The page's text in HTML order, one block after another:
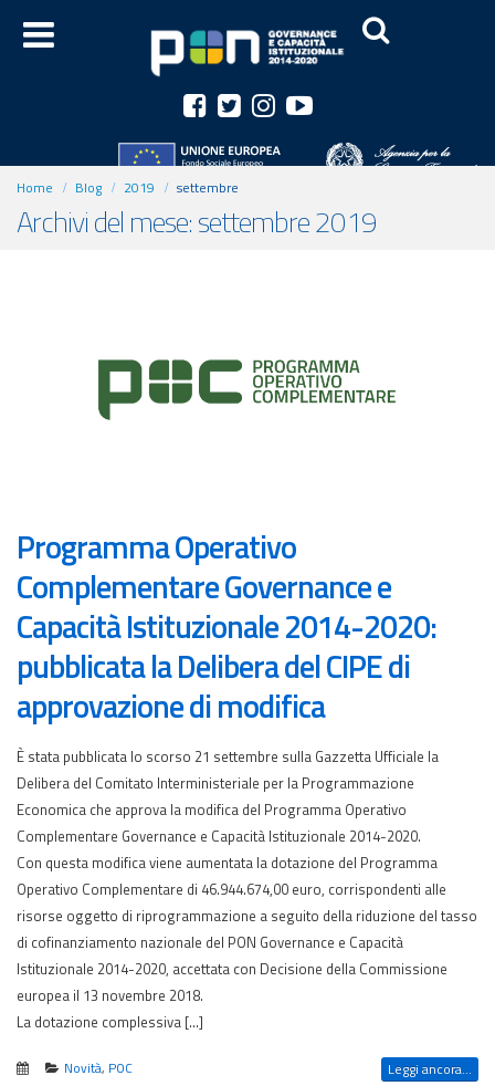
Home Blog 2019 settembre
Archivi del mese: settembre 2019
Programma Operativo
Complementare Governance e
Capacità Istituzionale 2014-2020:
pubblicata la Delibera del CIPE di
approvazione di modifica
È stata pubblicata lo scorso 21 settembre sulla Gazzetta Ufficiale la
Delibera del Comitato Interministeriale per la Programmazione
Economica che approva la modifica del Programma Operativo
Complementare Governance e Capacità Istituzionale 2014-2020.
Con questa modifica viene aumentata la dotazione del Programma
Operativo Complementare di 46.944.674,00 euro, corrispondenti alle
risorse oggetto di riprogrammazione a seguito della riduzione del tasso
di cofinanziamento nazionale del PON Governance e Capacità
Istituzionale 2014-2020, accettata con Decisione della Commissione
europea il 13 novembre 2018.
La dotazione complessiva […]
Novità, POC Leggi ancora...